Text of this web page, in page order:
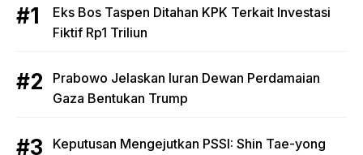
Eks Bos Taspen Ditahan KPK Terkait Investasi
Fiktif Rp1 Triliun
Prabowo Jelaskan Iuran Dewan Perdamaian
Gaza Bentukan Trump
Keputusan Mengejutkan PSSI: Shin Tae-yong